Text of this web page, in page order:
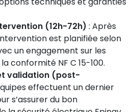
(12h-72h) : Après
est planifiée selon
un engagement sur les
conformité NF C 15-100.
validation (post-
effectuent un dernier
s’assurer du bon